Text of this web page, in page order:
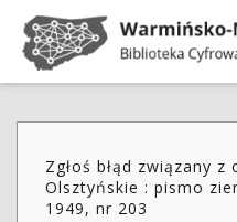
Zgłoś błąd związany z
Olsztyńskie : pismo
1949, nr 203